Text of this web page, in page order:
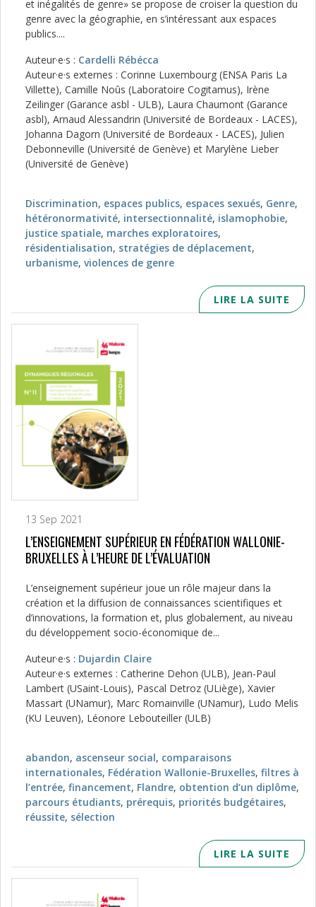
et inégalités de genre» se propose de croiser la question du
genre avec la géographie, en s’intéressant aux espaces
publics....
Auteur·e·s : Cardelli Rébécca
Auteur·e·s externes : Corinne Luxembourg (ENSA Paris La
Villette), Camille Noûs (Laboratoire Cogitamus), Irène
Zeilinger (Garance asbl - ULB), Laura Chaumont (Garance
asbl), Arnaud Alessandrin (Université de Bordeaux - LACES),
Johanna Dagorn (Université de Bordeaux - LACES), Julien
Debonneville (Université de Genève) et Marylène Lieber
(Université de Genève)
Discrimination, espaces publics, espaces sexués, Genre,
hétéronormativité, intersectionnalité, islamophobie,
justice spatiale, marches exploratoires,
résidentialisation, stratégies de déplacement,
urbanisme, violences de genre
LIRE LA SUITE
13 Sep 2021
L’ENSEIGNEMENT SUPÉRIEUR EN FÉDÉRATION WALLONIE-
BRUXELLES À L’HEURE DE L’ÉVALUATION
L’enseignement supérieur joue un rôle majeur dans la
création et la diffusion de connaissances scientifiques et
d’innovations, la formation et, plus globalement, au niveau
du développement socio-économique de...
Auteur·e·s : Dujardin Claire
Auteur·e·s externes : Catherine Dehon (ULB), Jean-Paul
Lambert (USaint-Louis), Pascal Detroz (ULiège), Xavier
Massart (UNamur), Marc Romainville (UNamur), Ludo Melis
(KU Leuven), Léonore Lebouteiller (ULB)
abandon, ascenseur social, comparaisons
internationales, Fédération Wallonie-Bruxelles, filtres à
l’entrée, financement, Flandre, obtention d’un diplôme,
parcours étudiants, prérequis, priorités budgétaires,
réussite, sélection
LIRE LA SUITE